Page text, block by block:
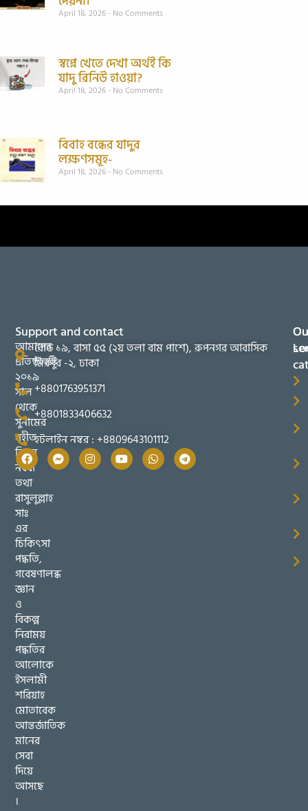
April 18, 2026 No Comments
স্বপ্নে খেতে দেখা অর্থই কি
যাদু রিনিউ হাওয়া?
April 18, 2026 No Comments
বিবাহ বন্ধের যাদুর
লক্ষণসমূহ-
April 18, 2026 No Comments
আমাদের
প্রতিষ্ঠানটি
২০১৯
সাল
থেকে
সুনামের
সহীত
তিব্বুন
নববী
তথা
রাসুলুল্লাহ
সাঃ
এর
চিকিৎসা
পদ্ধতি,
গবেষণালব্ধ
জ্ঞান
ও
বিকল্প
নিরাময়
পদ্ধতির
আলোকে
ইসলামী
শরিয়াহ
মোতাবেক
আন্তর্জাতিক
মানের
সেবা
দিয়ে
আসছে
।
Support and contact
রোড ১৯, বাসা ৫৫ (২য় তলা বাম পাশে), রুপনগর আবাসিক
মিরপুর -২, ঢাকা
+8801763951371
+8801833406632
হটলাইন নম্বর : +8809643101112